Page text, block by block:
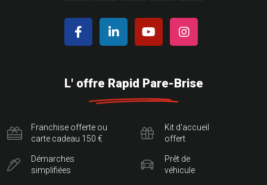
L' offre Rapid Pare-Brise
Franchise offerte ou
carte cadeau 150 €
Démarches
simplifiées
Kit d'accueil
offert
Prêt de
véhicule